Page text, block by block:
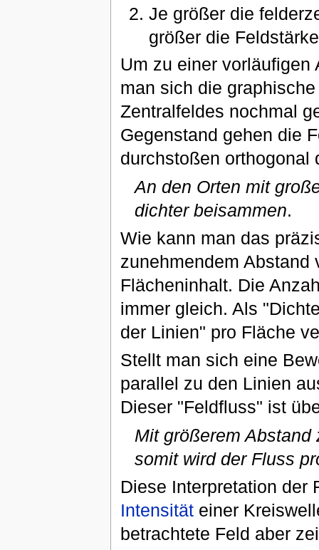
Je größer die
größer die
Um zu einer vorläufigen
man sich die
Zentralfeldes nochmal
Gegenstand gehen die
durchstoßen orthogonal
An den Orten mit
dichter beisammen.
Wie kann man das
zunehmendem Abstand
Flächeninhalt. Die
immer gleich. Als
der Linien" pro Fläche
Stellt man sich eine
parallel zu den Linien
Dieser "Feldfluss" ist
Mit größerem
somit wird der Fluss
Diese Interpretation der
Intensitäteiner
betrachtete Feld aber